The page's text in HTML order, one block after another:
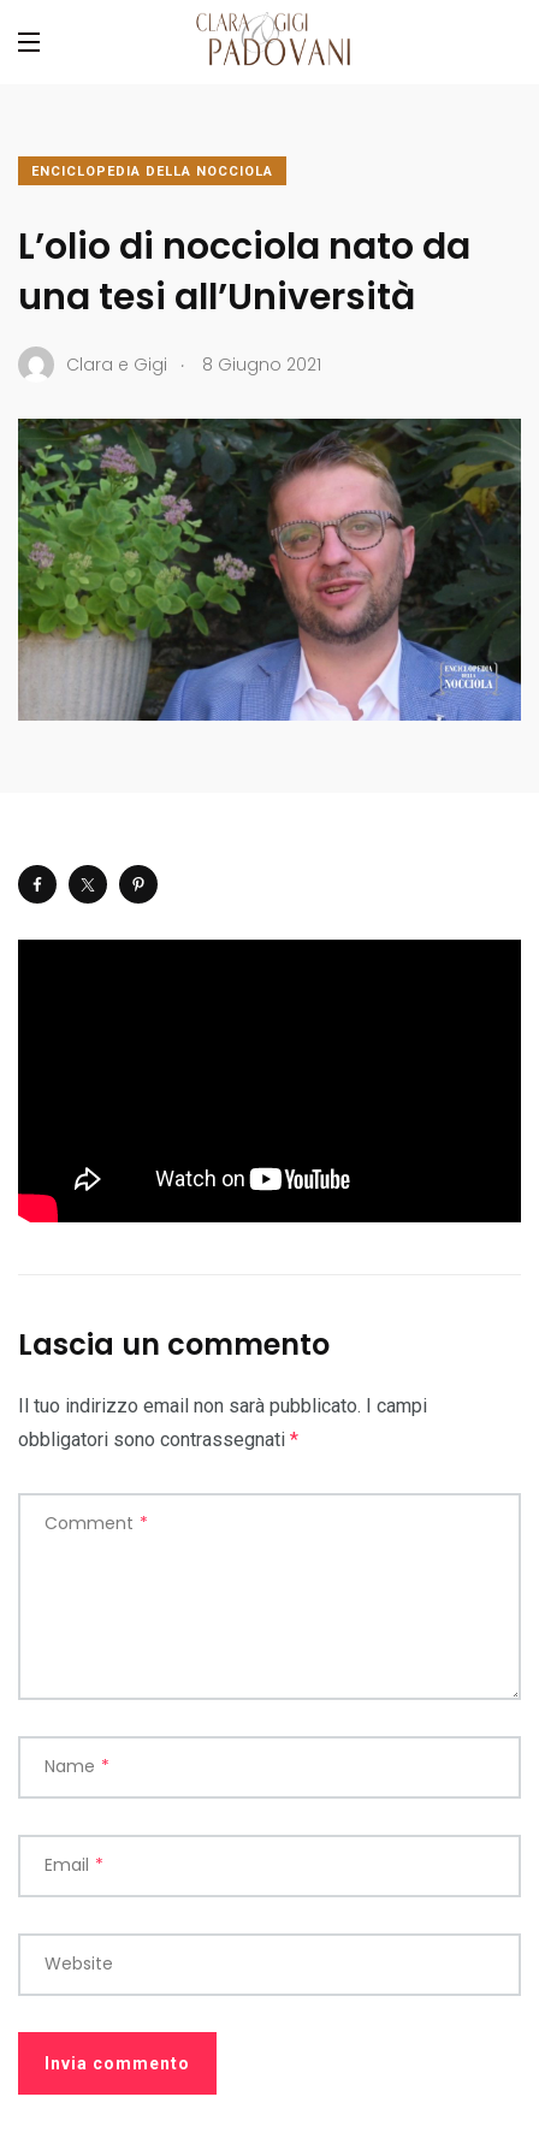
ENCICLOPEDIA DELLA NOCCIOLA
L’olio di nocciola nato da
una tesi all’Università
Clara e Gigi . 8 Giugno 2021
Lascia un commento
Il tuo indirizzo email non sarà pubblicato. I campi
obbligatori sono contrassegnati *
Comment *
Name *
Email *
Website